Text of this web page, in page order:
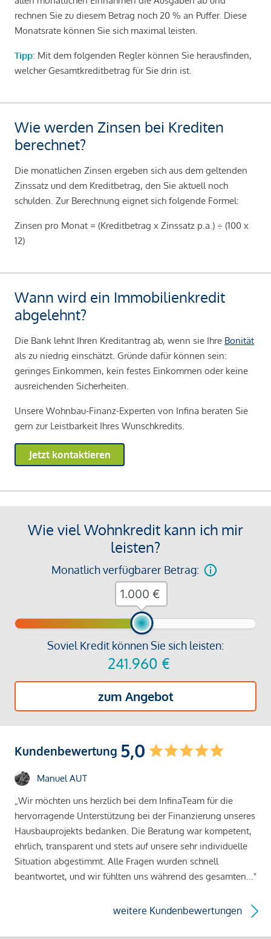
rechnen Sie zu diesem Betrag noch 20 % an Puffer. Diese
Monatsrate können Sie sich maximal leisten.
Tipp: Mit dem folgenden Regler können Sie herausfinden,
welcher Gesamtkreditbetrag für Sie drin ist.
Wie werden Zinsen bei Krediten
berechnet?
Die monatlichen Zinsen ergeben sich aus dem geltenden
Zinssatz und dem Kreditbetrag, den Sie aktuell noch
schulden. Zur Berechnung eignet sich folgende Formel:
Zinsen pro Monat = (Kreditbetrag x Zinssatz p.a.) ÷ (100 x
12)
Wann wird ein Immobilienkredit
abgelehnt?
Die Bank lehnt Ihren Kreditantrag ab, wenn sie Ihre Bonität
als zu niedrig einschätzt. Gründe dafür können sein:
geringes Einkommen, kein festes Einkommen oder keine
ausreichenden Sicherheiten.
Unsere Wohnbau-Finanz-Experten von Infina beraten Sie
gern zur Leistbarkeit Ihres Wunschkredits.
Jetzt kontaktieren
Wie viel Wohnkredit kann ich mir
leisten?
Monatlich verfügbarer Betrag:
Soviel Kredit können Sie sich leisten:
241.960 €
zum Angebot
€
Kundenbewertung 5,0
Manuel AUT
„Wir möchten uns herzlich bei dem InfinaTeam für die
hervorragende Unterstützung bei der Finanzierung unseres
Hausbauprojekts bedanken. Die Beratung war kompetent,
ehrlich, transparent und stets auf unsere sehr individuelle
Situation abgestimmt. Alle Fragen wurden schnell
beantwortet, und wir fühlten uns während des gesamten..."
weitere Kundenbewertungen